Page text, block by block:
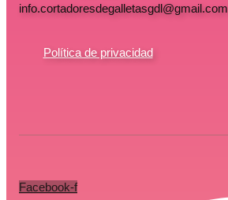
info.cortadoresdegalletasgdl@gmail.com
Política de privacidad
Facebook-f